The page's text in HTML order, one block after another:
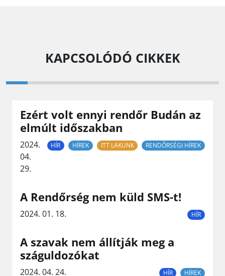
KAPCSOLÓDÓ CIKKEK
Ezért volt ennyi rendőr Budán az
elmúlt időszakban
2024.
04.
29.
HÍR HÍREK ITT LAKUNK RENDŐRSÉGI HÍREK
A Rendőrség nem küld SMS-t!
2024. 01. 18. HÍR
A szavak nem állítják meg a
száguldozókat
2024. 04. 24. HÍR HÍREK